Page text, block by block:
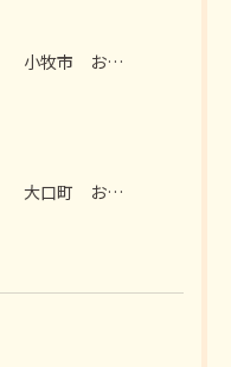
小牧市 お風呂リフォーム I様邸 2026年7月
大口町 お風呂リフォーム M様邸 2026年7月